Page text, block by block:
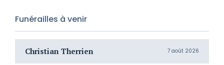
Funérailles à venir
Christian Therrien 7 août 2026